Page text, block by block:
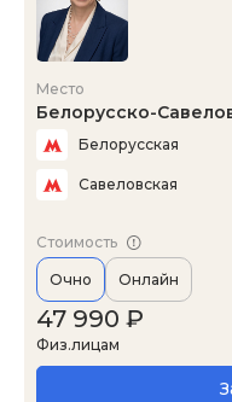
Место
Белорусско-
Белорусская
Савеловская
Стоимость
Очно Онлайн
47 990 ₽
Физ.лицам